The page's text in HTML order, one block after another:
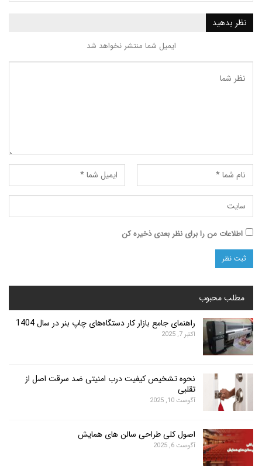
ایمیل شما منتشر نخواهد شد
من را برای نظر بعدی ذخیره کن
راهنمای جامع بازار کار دستگاه‌های چاپ بنر در سال 1404
اکتبر 7, 2025
نحوه تشخیص کیفیت درب امنیتی ضد سرقت اصل از
تقلبی
آگوست 10, 2025
اصول کلی طراحی سالن های همایش
آگوست 6, 2025